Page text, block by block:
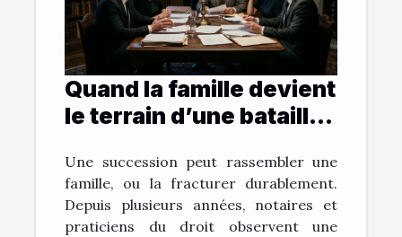
Quand la famille devient
le terrain d’une bataille
succession litigieuse
Une succession peut rassembler une
famille, ou la fracturer durablement.
Depuis plusieurs années, notaires et
praticiens du droit observent une